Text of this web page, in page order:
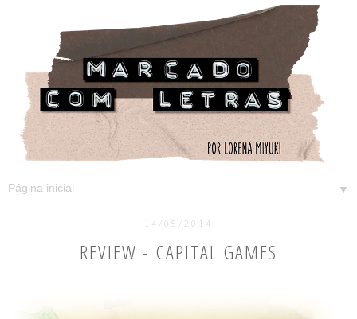
▼
14/05/2014
REVIEW - CAPITAL GAMES